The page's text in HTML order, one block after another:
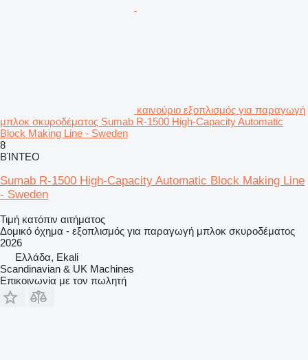
καινούριο εξοπλισμός για παραγωγή
μπλοκ σκυροδέματος Sumab R-1500 High-Capacity Automatic
Block Making Line - Sweden
8
ΒΊΝΤΕΟ
Sumab R-1500 High-Capacity Automatic Block Making Line
- Sweden
Τιμή κατόπιν αιτήματος
Δομικό όχημα - εξοπλισμός για παραγωγή μπλοκ σκυροδέματος
2026
Ελλάδα, Ekali
Scandinavian & UK Machines
Επικοινωνία με τον πωλητή